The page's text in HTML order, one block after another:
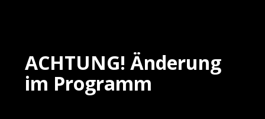
ACHTUNG! Änderung
im Programm